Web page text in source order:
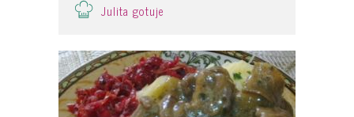
Julita gotuje